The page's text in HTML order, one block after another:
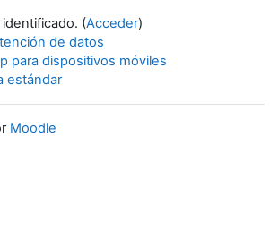
(Acceder)
de datos
para dispositivos móviles
estándar
Moodle